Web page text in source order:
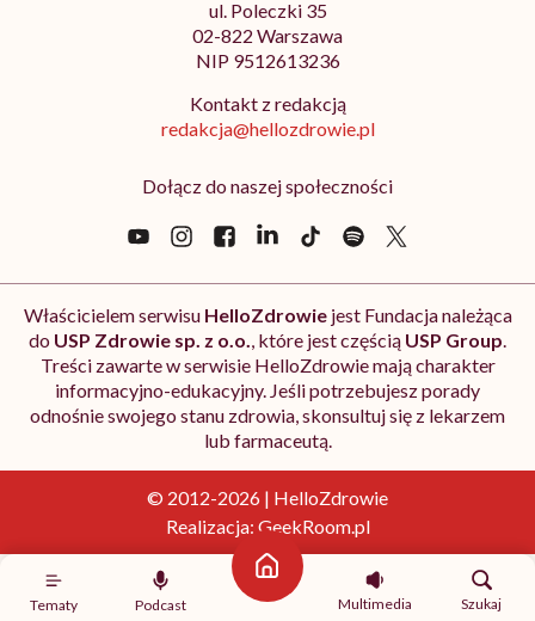
Tematy Podcast
Strona główna
Multimedia
Szukaj
ul. Poleczki 35
02-822 Warszawa
NIP 9512613236
Kontakt z redakcją
redakcja@hellozdrowie.pl
Dołącz do naszej społeczności
Właścicielem serwisu HelloZdrowiejest Fundacja należąca
do USP Zdrowie sp. z o.o., które jest częścią USP Group.
Treści zawarte w serwisie HelloZdrowie mają charakter
informacyjno-edukacyjny. Jeśli potrzebujesz porady
odnośnie swojego stanu zdrowia, skonsultuj się z lekarzem
lub farmaceutą.
© 2012-2026 | HelloZdrowie
Realizacja: GeekRoom.pl